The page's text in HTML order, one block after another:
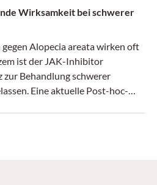
Wirksamkeit bei schwerer
Alopecia areata wirken oft
ist der JAK-Inhibitor
zur Behandlung schwerer
Eine aktuelle Post-hoc-